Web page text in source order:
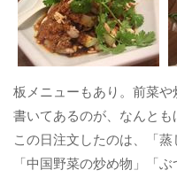
板メニューもあり。前菜
書いてあるのが、なんとも
この日注文したのは、「蒸
「中国野菜の炒め物」「